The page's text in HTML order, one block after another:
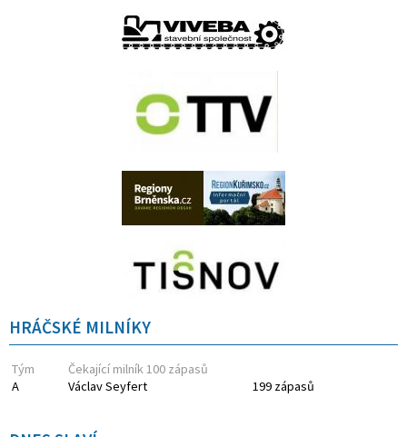
HRÁČSKÉ MILNÍKY
Tým
Čekající milník 100 zápasů
A
Václav Seyfert 199 zápasů